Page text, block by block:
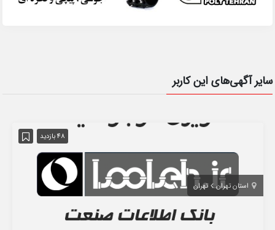
سایر آگهی‌های این کاربر
48 بازدید
استان تهران تهران